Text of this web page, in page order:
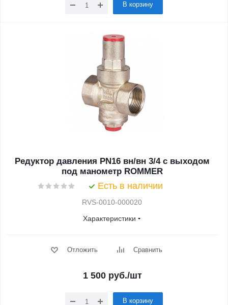
В корзину
Редуктор давления PN16 вн/вн 3/4 с выходом
под манометр ROMMER
Есть в наличии
RVS-0010-000020
Характеристики
Отложить Сравнить
1 500руб./шт
В корзину